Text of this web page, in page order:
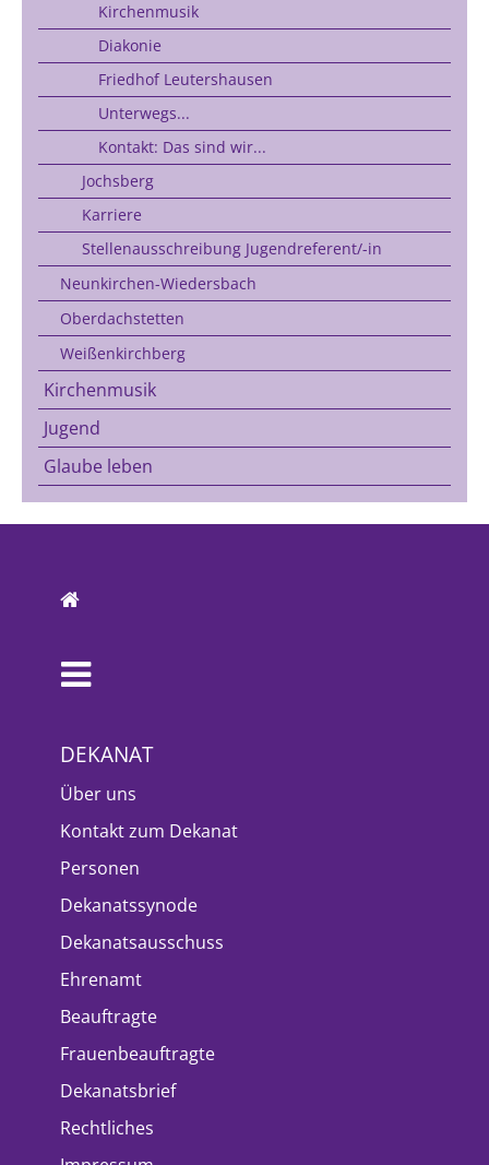
Kirchenmusik
Diakonie
Friedhof Leutershausen
Unterwegs...
Kontakt: Das sind wir...
Jochsberg
Karriere
Stellenausschreibung Jugendreferent/-in
Neunkirchen-Wiedersbach
Oberdachstetten
Weißenkirchberg
Kirchenmusik
Jugend
Glaube leben
DEKANAT
Über uns
Kontakt zum Dekanat
Personen
Dekanatssynode
Dekanatsausschuss
Ehrenamt
Beauftragte
Frauenbeauftragte
Dekanatsbrief
Rechtliches